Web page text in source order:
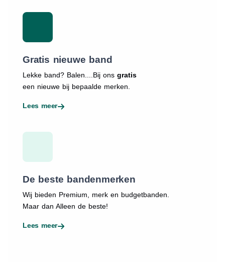
Gratis nieuwe band
Lekke band? Balen....Bij ons gratis
een nieuwe bij bepaalde merken.
Lees meer
De beste bandenmerken
Wij bieden Premium, merk en budgetbanden.
Maar dan Alleen de beste!
Lees meer